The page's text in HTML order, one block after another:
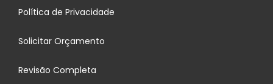
Política de Privacidade
Solicitar Orçamento
Revisão Completa